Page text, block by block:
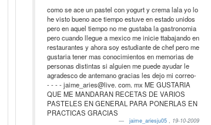
como se ace un pastel con yogurt y crema lala yo lo
he visto bueno ace tiempo estuve en estado unidos
pero en aquel tiempo no me gustaba la gastronomia
pero cuando llegue a mexico me inicie ttabajando en
restaurantes y ahora soy estudiante de chef pero me
gustaria tener mas conocimientos en memorias de
personas distintas si alguien me puede ayudar le
agradesco de antemano gracias les dejo mi correo-
- - - - jaime_aries@live. com. mx ME GUSTARIA
QUE ME MANDARAN RECETAS DE VARIOS
PASTELES EN GENERAL PARA PONERLAS EN
PRACTICAS GRACIAS
jaime_ariesju05, 19-10-2009